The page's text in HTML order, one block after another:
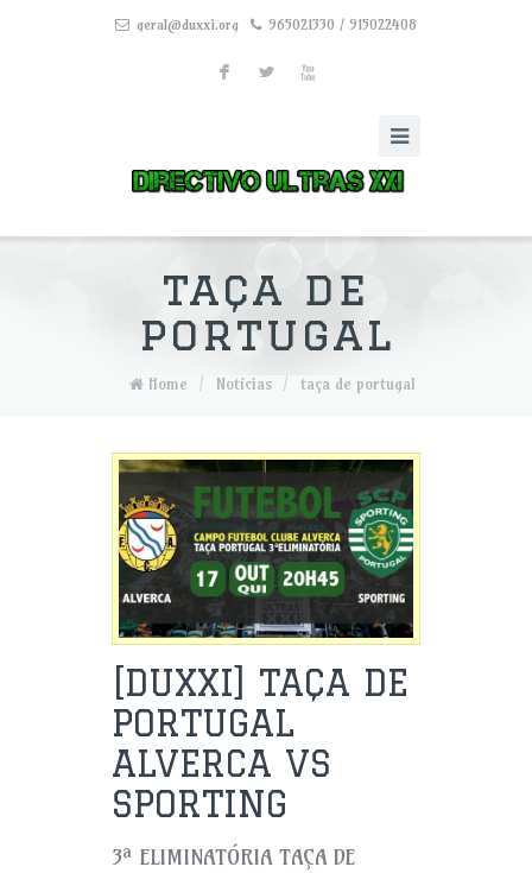
geral@duxxi.org 965021330 / 915022408
F L X
taça de
portugal
Home / Notícias / taça de portugal
[DUXXI] TAÇA DE
PORTUGAL
ALVERCA VS
SPORTING
3ª ELIMINATÓRIA TAÇA DE